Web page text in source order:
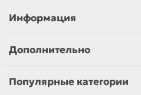
Информация
Дополнительно
Популярные категории